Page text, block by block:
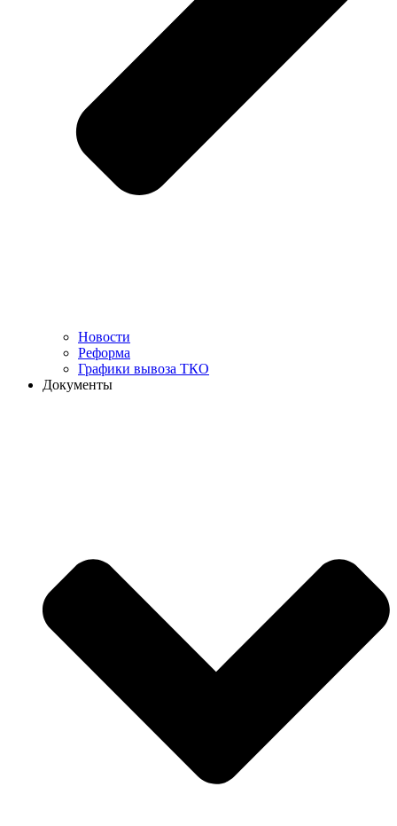
Новости
Реформа
Графики вывоза ТКО
Документы